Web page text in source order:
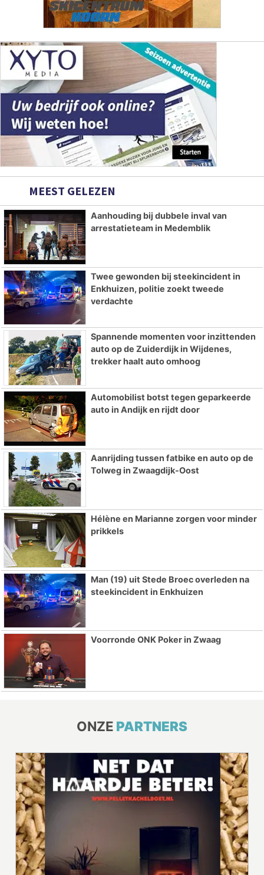
MEEST GELEZEN
Aanhouding bij dubbele inval van
arrestatieteam in Medemblik
Twee gewonden bij steekincident in
Enkhuizen, politie zoekt tweede
verdachte
Spannende momenten voor inzittenden
auto op de Zuiderdijk in Wijdenes,
trekker haalt auto omhoog
Automobilist botst tegen geparkeerde
auto in Andijk en rijdt door
Aanrijding tussen fatbike en auto op de
Tolweg in Zwaagdijk-Oost
Hélène en Marianne zorgen voor minder
prikkels
Man (19) uit Stede Broec overleden na
steekincident in Enkhuizen
Voorronde ONK Poker in Zwaag
ONZE PARTNERS